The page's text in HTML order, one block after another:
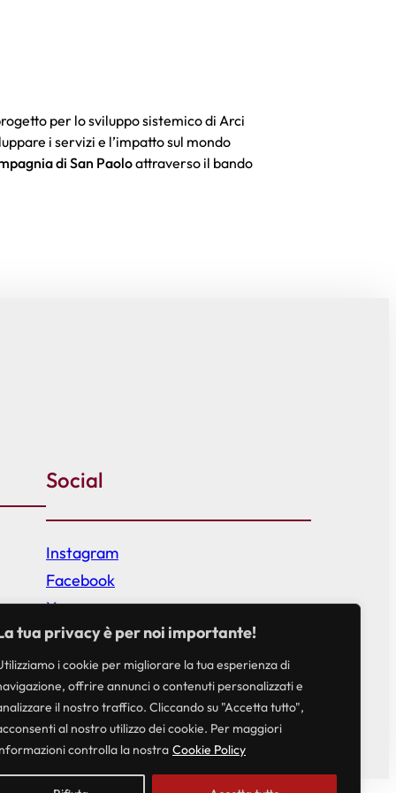
tua privacy è per noi importante!
i cookie per migliorare la tua esperienza di
offrire annunci o contenuti personalizzati e
il nostro traffico. Cliccando su "Accetta tutto",
al nostro utilizzo dei cookie. Per maggiori
controlla la nostra Cookie Policy
per lo sviluppo sistemico di Arci
i servizi e l’impatto sul mondo
di San Paoloattraverso il bando
Social
Instagram
Facebook
X